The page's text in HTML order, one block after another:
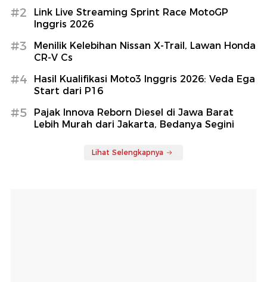
#2
Link Live Streaming Sprint Race MotoGP
Inggris 2026
#3
Menilik Kelebihan Nissan X-Trail, Lawan Honda
CR-V Cs
#4
Hasil Kualifikasi Moto3 Inggris 2026: Veda Ega
Start dari P16
#5
Pajak Innova Reborn Diesel di Jawa Barat
Lebih Murah dari Jakarta, Bedanya Segini
Lihat Selengkapnya